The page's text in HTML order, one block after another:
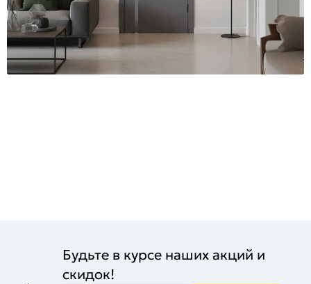
Будьте в курсе наших акций и
скидок!